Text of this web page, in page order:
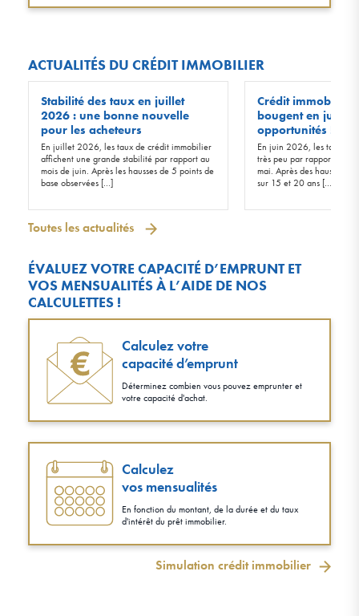
ACTUALITÉS DU CRÉDIT IMMOBILIER
Stabilité des taux en juillet
2026 : une bonne nouvelle
pour les acheteurs
En juillet 2026, les taux de crédit immobilier
affichent une grande stabilité par rapport au
mois de juin. Après les hausses de 5 points de
base observées […]
Crédit immobilier
bougent en juin
opportunités !
En juin 2026, les taux
très peu par rapport à
mai. Après des hausses
sur 15 et 20 ans […]
Toutes les actualités
ÉVALUEZ VOTRE CAPACITÉ D’EMPRUNT ET
VOS MENSUALITÉS À L’AIDE DE NOS
CALCULETTES !
Calculez votre
capacité d’emprunt
Déterminez combien vous pouvez emprunter et
votre capacité d'achat.
Calculez
vos mensualités
En fonction du montant, de la durée et du taux
d'intérêt du prêt immobilier.
Simulation crédit immobilier